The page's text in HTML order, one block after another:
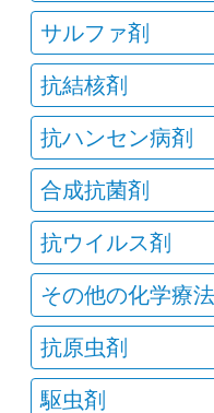
サルファ剤
抗結核剤
抗ハンセン病剤
合成抗菌剤
抗ウイルス剤
その他の化学療
抗原虫剤
駆虫剤